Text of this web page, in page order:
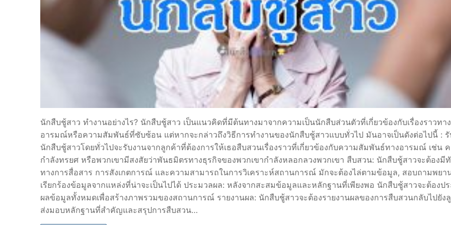
Quality Control System 4.0
Top 10 Fashion Trends
นักสืบชู้สาว ทำงานอย่างไร? นักสืบชู้สาว เป็นแนวคิดที่มีต้นทางมาจากความเป็นนักสืบส่วนตัวที่เกี่ยวข้องกับเรื่องราวทาง
อารมณ์หรือความสัมพันธ์ที่ซับซ้อน แต่หากจะกล่าวถึงวิธีการทำงานของนักสืบชู้สาวแบบทั่วไป มันอาจเป็นดังต่อไปนี้ : รั
นักสืบชู้สาวโดยทั่วไปจะรับงานจากลูกค้าที่ต้องการให้เธอสืบสวนเรื่องราวที่เกี่ยวข้องกับความสัมพันธ์ทางอารมณ์ เช่น
กำลังทรยศ หรือพวกเขามีสงสัยว่าพันธมิตรทางธุรกิจของพวกเขากำลังหลอกลวงพวกเขา สืบสวน: นักสืบชู้สาวจะต้องมี
ทางการสื่อสาร การสังเกตการณ์ และความสามารถในการวิเคราะห์สถานการณ์ มักจะต้องไล่ตามข้อมูล, สอบถามพยา
เรียกร้องข้อมูลจากแหล่งที่น่าจะเป็นไปได้ ประมวลผล: หลังจากสะสมข้อมูลและหลักฐานที่เพียงพอ นักสืบชู้สาวจะต้องป
ผลข้อมูลทั้งหมดเพื่อสร้างภาพรวมของสถานการณ์ รายงานผล: นักสืบชู้สาวจะต้องรายงานผลของการสืบสวนกลับไปยัง
ส่งมอบหลักฐานที่สำคัญและสรุปการสืบสวน…